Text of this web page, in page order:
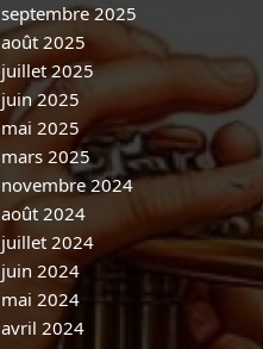
septembre 2025
août 2025
juillet 2025
juin 2025
mai 2025
mars 2025
novembre 2024
août 2024
juillet 2024
juin 2024
mai 2024
avril 2024